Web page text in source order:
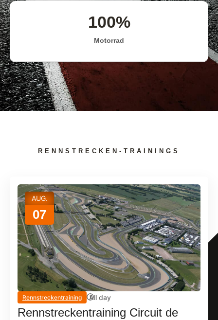
Motorrad
100%
RENNSTRECKEN-TRAININGS
AUG.
07
Rennstreckentraining All day
Rennstreckentraining Circuit de